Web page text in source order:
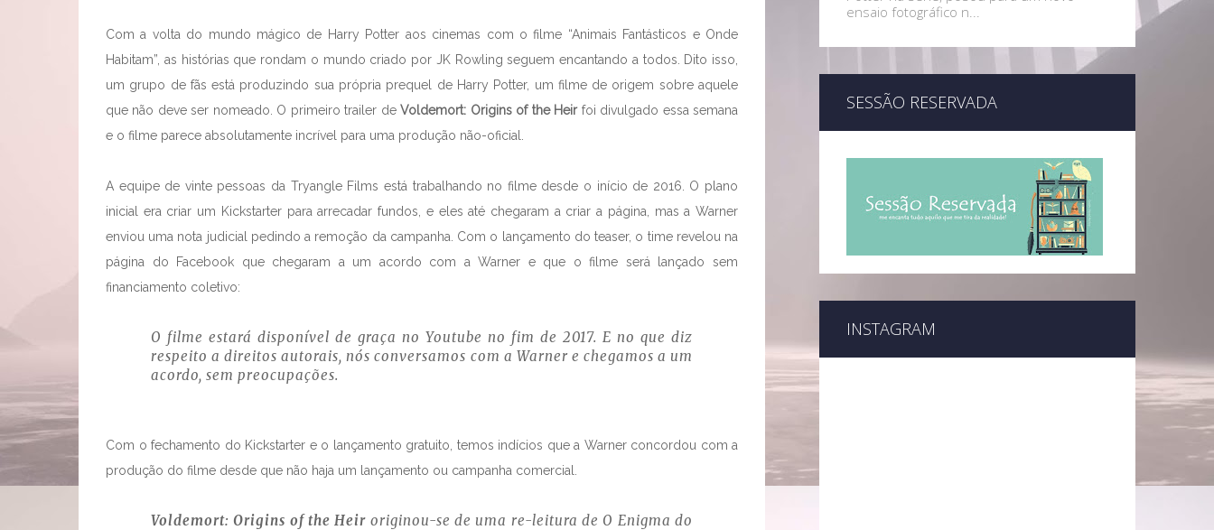
Com a volta do mundo mágico de Harry Potter aos cinemas com o filme “Animais Fantásticos e Onde
Habitam”, as histórias que rondam o mundo criado por JK Rowling seguem encantando a todos. Dito isso,
um grupo de fãs está produzindo sua própria prequel de Harry Potter, um filme de origem sobre aquele
que não deve ser nomeado. O primeiro trailer deVoldemort: Origins of the Heir foi divulgado essa semana
e o filme parece absolutamente incrível para uma produção não-oficial.
A equipe de vinte pessoas da Tryangle Films está trabalhando no filme desde o início de 2016. O plano
inicial era criar um Kickstarter para arrecadar fundos, e eles até chegaram a criar a página, mas a Warner
enviou uma nota judicial pedindo a remoção da campanha. Com o lançamento do teaser, o time revelou na
página do Facebook que chegaram a um acordo com a Warner e que o filme será lançado sem
financiamento coletivo:
O filme estará disponível de graça no Youtube no fim de 2017. E no que diz
respeito a direitos autorais, nós conversamos com a Warner e chegamos a um
acordo, sem preocupações.
Com o fechamento do Kickstarter e o lançamento gratuito, temos indícios que a Warner concordou com a
produção do filme desde que não haja um lançamento ou campanha comercial.
Voldemort: Origins of the Heir originou-se de uma re-leitura de O Enigma do
ensaio fotográfico n...
SESSÃO RESERVADA
INSTAGRAM